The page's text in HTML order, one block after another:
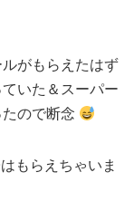
がもらえたはず
いた＆スーパー
ので断念
もらえちゃいま